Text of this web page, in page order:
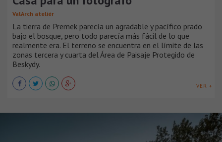
ValArch ateliér
La tierra de Premek parecía un agradable y pacífico prado
bajo el bosque, pero todo parecía más fácil de lo que
realmente era. El terreno se encuentra en el límite de las
zonas tercera y cuarta del Área de Paisaje Protegido de
Beskydy.
VER +